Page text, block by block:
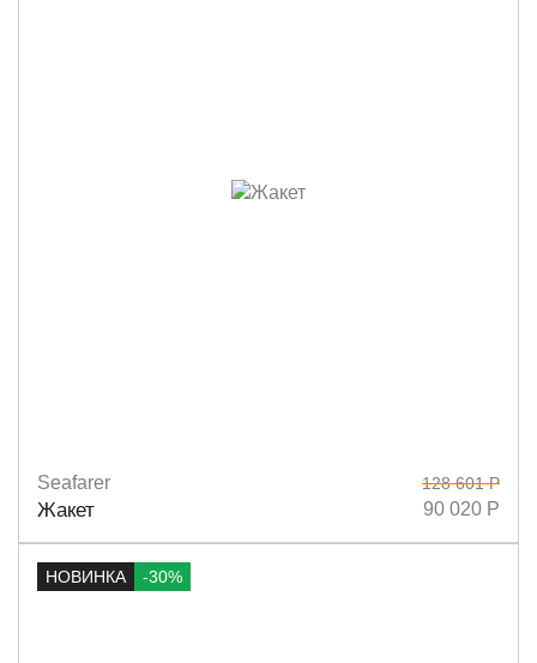
Размеры
Seafarer
Жакет
128 601 Р
90 020 Р
НОВИНКА -30%